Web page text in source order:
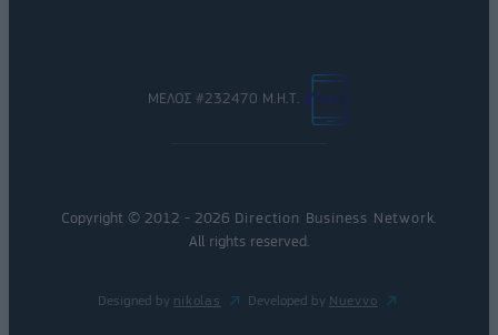
ΜΕΛΟΣ #232470 Μ.Η.Τ.
Copyright © 2012 - 2026 Direction Business Network
All rights reserved.
Designed by nikolas Developed by Nuevvo